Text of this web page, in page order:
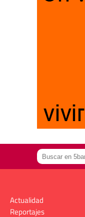
Actualidad
Reportajes